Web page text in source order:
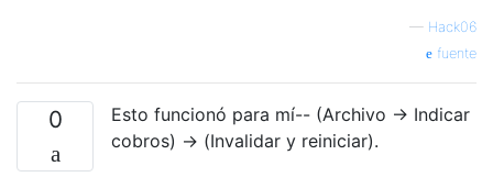
— Hack06
fuente
0
Esto funcionó para mí-- (Archivo -> Indicar
cobros) -> (Invalidar y reiniciar).